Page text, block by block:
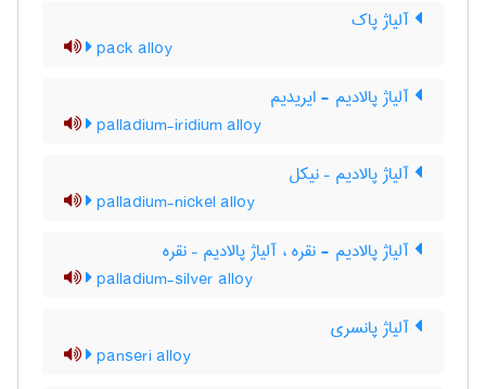
آلیاژ پاک
pack alloy
آلیاژ پالادیم - ایریدیم
palladium-iridium alloy
آلیاژ پالادیم – نیکل
palladium-nickel alloy
آلیاژ پالادیم - نقره ، آلیاژ پالادیم – نقره
palladium-silver alloy
آلیاژ پانسری
panseri alloy